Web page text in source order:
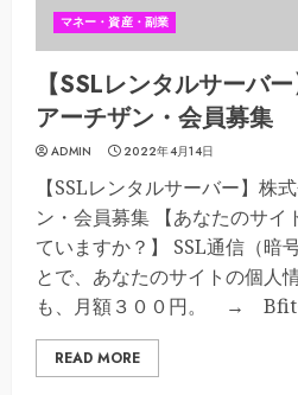
マネー・資産・副業
【SSLレンタルサーバ
アーチザン・会員募集
ADMIN 2022年4月14日
【SSLレンタルサーバー】株
ン・会員募集 【あなたのサイ
ていますか？】 SSL通信（暗
とで、あなたのサイトの個人
も、月額３００円。 → Bfit
READ MORE